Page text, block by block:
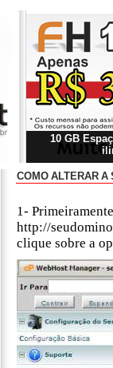
10 GB
COMO ALTERAR A
1-
http://
clique sobre a